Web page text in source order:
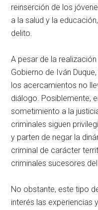
reinserción de los
a la salud y la
delito.
A pesar de la
Gobierno de Iván
los acercamientos no
diálogo. Posiblemente,
sometimiento a la
criminales siguen
y parten de negar la
criminal de carácter
criminales sucesores
No obstante, este tipo
interés las experiencias